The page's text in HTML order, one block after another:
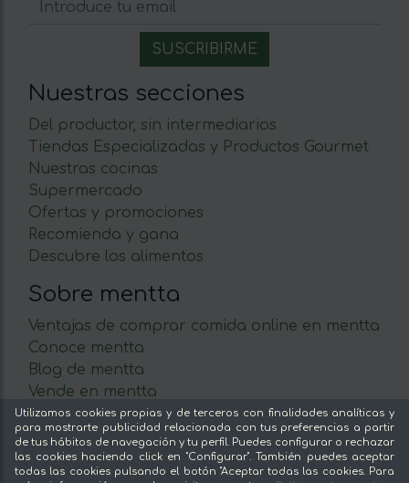
Nuestras secciones
Del productor, sin intermediarios
Tiendas Especializadas y Productos Gourmet
Nuestras cocinas
Supermercado
Ofertas y promociones
Recomienda y gana
Descubre los alimentos
Sobre mentta
Ventajas de comprar comida online en mentta
Conoce mentta
Blog de mentta
Vende en mentta
Fidelización
Preguntas frecuentes
Legal
Utilizamos cookies propias y de terceros con finalidades analíticas y
para mostrarte publicidad relacionada con tus preferencias a partir
de tus hábitos de navegación y tu perfil. Puedes configurar o rechazar
las cookies haciendo click en "Configurar". También puedes aceptar
todas las cookies pulsando el botón "Aceptar todas las cookies. Para